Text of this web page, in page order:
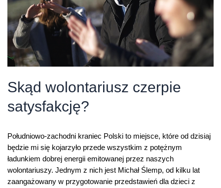
Skąd wolontariusz czerpie
satysfakcję?
Południowo-zachodni kraniec Polski to miejsce, które od dzisiaj
będzie mi się kojarzyło przede wszystkim z potężnym
ładunkiem dobrej energii emitowanej przez naszych
wolontariuszy. Jednym z nich jest Michał Ślemp, od kilku lat
zaangażowany w przygotowanie przedstawień dla dzieci z